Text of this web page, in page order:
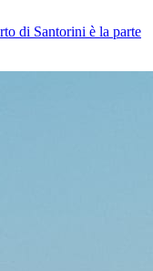
di Santorini è la parte